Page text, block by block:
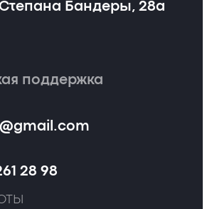
Бандеры, 28а
поддержка
28 98